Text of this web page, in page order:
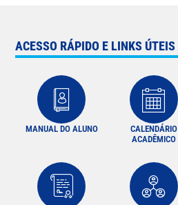
ACESSO RÁPIDO E LINKS ÚTEIS
MANUAL DO ALUNO
CALENDÁRIO
ACADÊMICO